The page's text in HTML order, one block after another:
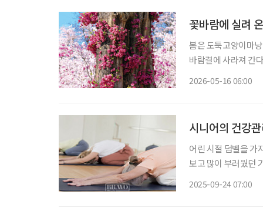
꽃바람에 실려
봄은 도둑고양이마
바람결에 사라져 간
2026-05-16 06:00
시니어의 건강
어린 시절 덤벨을 가
보고 많이 부러웠던
2025-09-24 07:00